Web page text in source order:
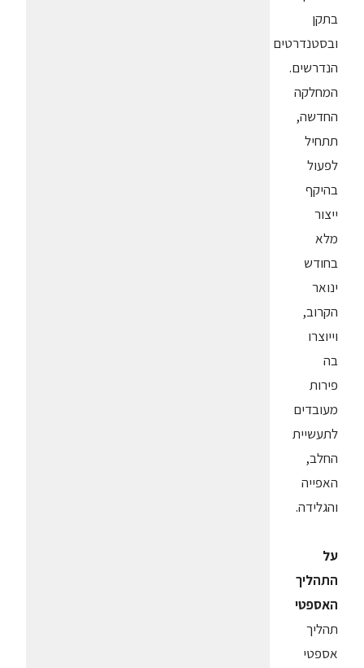
בתקן
ובסטנדרטים
הנדרשים.
המחלקה
החדשה,
תתחיל
לפעול
בהיקף
ייצור
מלא
בחודש
ינואר
הקרוב,
וייוצרו
בה
פירות
מעובדים
לתעשיית
החלב,
האפייה
והגלידה.
על
התהליך
האספטי
תהליך
אספטי